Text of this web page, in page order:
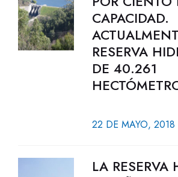
CAPACIDAD.
RESERVA
DE 40.261
22 DE MAYO, 2018
LA RESERVA